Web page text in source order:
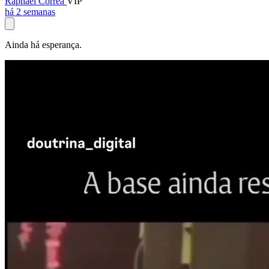
há 2 semanas
Ainda há esperança.